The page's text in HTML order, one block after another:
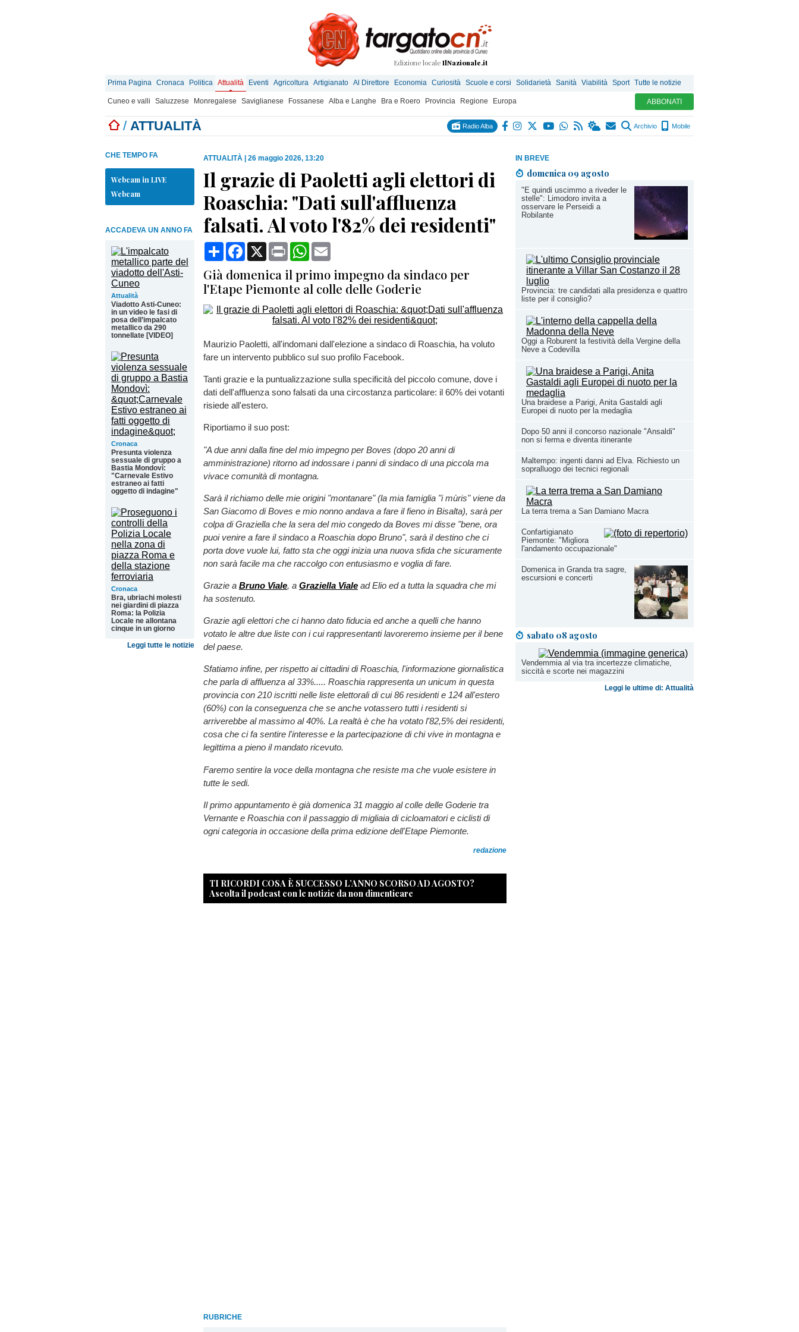
Edizione locale IlNazionale.it
Prima Pagina Cronaca Politica Attualità Eventi Agricoltura Artigianato Al Direttore Economia Curiosità Scuole e corsi Solidarietà Sanità Viabilità Sport Tutte le notizie
Cuneo e valli Saluzzese Monregalese Saviglianese Fossanese Alba e Langhe Bra e Roero Provincia Regione Europa ABBONATI
/ ATTUALITÀ Radio Alba Archivio Mobile
IN BREVE
domenica 09 agosto
"E quindi uscimmo a riveder le
stelle": Limodoro invita a
osservare le Perseidi a
Robilante
Provincia: tre candidati alla presidenza e quattro
liste per il consiglio?
Oggi a Roburent la festività della Vergine della
Neve a Codevilla
Una braidese a Parigi, Anita Gastaldi agli
Europei di nuoto per la medaglia
Dopo 50 anni il concorso nazionale "Ansaldi"
non si ferma e diventa itinerante
Maltempo: ingenti danni ad Elva. Richiesto un
sopralluogo dei tecnici regionali
La terra trema a San Damiano Macra
Confartigianato
Piemonte: "Migliora
l'andamento occupazionale"
Domenica in Granda tra sagre,
escursioni e concerti
sabato 08 agosto
Vendemmia al via tra incertezze climatiche,
siccità e scorte nei magazzini
Leggi le ultime di: Attualità
CHE TEMPO FA
Webcam in LIVE
Webcam
ACCADEVA UN ANNO FA
Attualità
Viadotto Asti-Cuneo:
in un video le fasi di
posa dell’impalcato
metallico da 290
tonnellate [VIDEO]
Cronaca
Presunta violenza
sessuale di gruppo a
Bastia Mondovì:
"Carnevale Estivo
estraneo ai fatti
oggetto di indagine"
Cronaca
Bra, ubriachi molesti
nei giardini di piazza
Roma: la Polizia
Locale ne allontana
cinque in un giorno
Leggi tutte le notizie
ATTUALITÀ 26 maggio 2026, 13:20
Il grazie di Paoletti agli elettori di
Roaschia: "Dati sull'affluenza
falsati. Al voto l'82% dei residenti"
CondividiFacebook
X Print WhatsApp
Già domenica il primo impegno da sindaco per
l'Etape Piemonte al colle delle Goderie
Maurizio Paoletti, all'indomani dall'elezione a sindaco di Roaschia, ha voluto
fare un intervento pubblico sul suo profilo Facebook.
Tanti grazie e la puntualizzazione sulla specificità del piccolo comune, dove i
dati dell'affluenza sono falsati da una circostanza particolare: il 60% dei votanti
risiede all'estero.
Riportiamo il suo post:
"A due anni dalla fine del mio impegno per Boves (dopo 20 anni di
amministrazione) ritorno ad indossare i panni di sindaco di una piccola ma
vivace comunità di montagna.
Sarà il richiamo delle mie origini "montanare" (la mia famiglia "i mùris" viene da
San Giacomo di Boves e mio nonno andava a fare il fieno in Bisalta), sarà per
colpa di Graziella che la sera del mio congedo da Boves mi disse "bene, ora
puoi venire a fare il sindaco a Roaschia dopo Bruno", sarà il destino che ci
porta dove vuole lui, fatto sta che oggi inizia una nuova sfida che sicuramente
non sarà facile ma che raccolgo con entusiasmo e voglia di fare.
Grazie a Bruno Viale, a Graziella Viale ad Elio ed a tutta la squadra che mi
ha sostenuto.
Grazie agli elettori che ci hanno dato fiducia ed anche a quelli che hanno
votato le altre due liste con i cui rappresentanti lavoreremo insieme per il bene
del paese.
Sfatiamo infine, per rispetto ai cittadini di Roaschia, l'informazione giornalistica
che parla di affluenza al 33%..... Roaschia rappresenta un unicum in questa
provincia con 210 iscritti nelle liste elettorali di cui 86 residenti e 124 all'estero
(60%) con la conseguenza che se anche votassero tutti i residenti si
arriverebbe al massimo al 40%. La realtà è che ha votato l'82,5% dei residenti,
cosa che ci fa sentire l'interesse e la partecipazione di chi vive in montagna e
legittima a pieno il mandato ricevuto.
Faremo sentire la voce della montagna che resiste ma che vuole esistere in
tutte le sedi.
Il primo appuntamento è già domenica 31 maggio al colle delle Goderie tra
Vernante e Roaschia con il passaggio di migliaia di cicloamatori e ciclisti di
ogni categoria in occasione della prima edizione dell'Etape Piemonte.
redazione
TI RICORDI COSA È SUCCESSO L’ANNO SCORSO AD AGOSTO?
Ascolta il podcast con le notizie da non dimenticare
RUBRICHE